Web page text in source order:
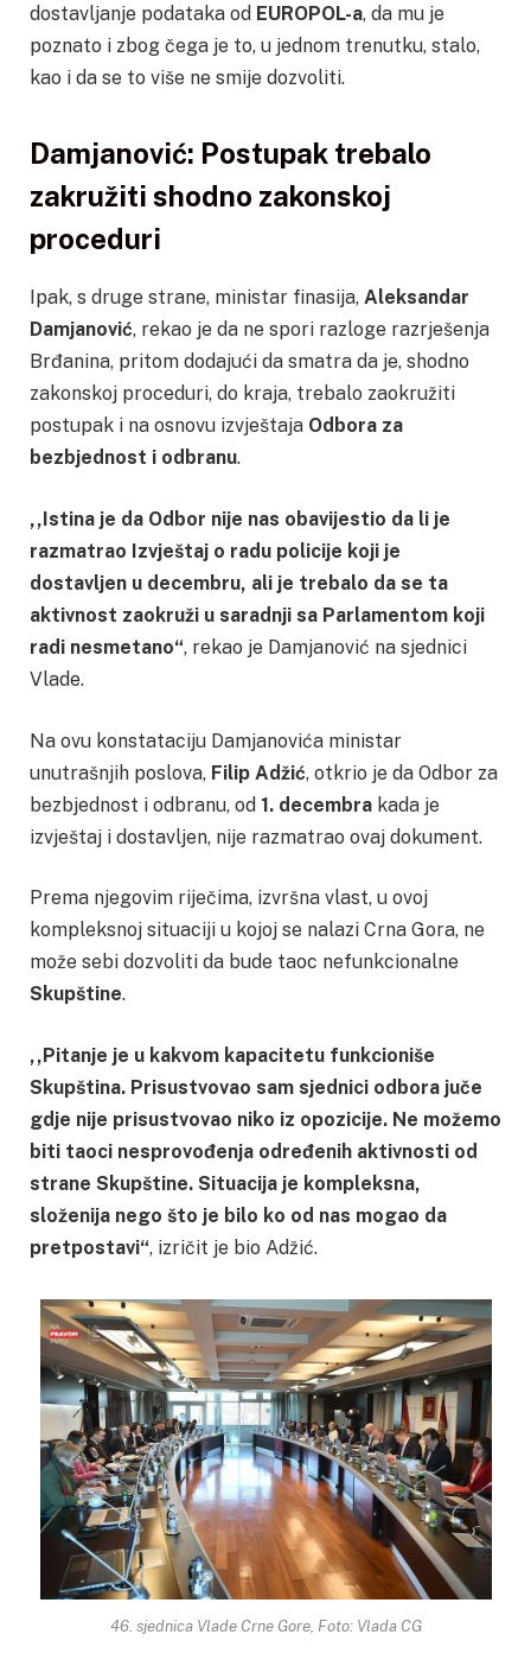
dostavljanje podataka od EUROPOL-a, da mu je
poznato i zbog čega je to, u jednom trenutku, stalo,
kao i da se to više ne smije dozvoliti.
Damjanović: Postupak trebalo
zakružiti shodno zakonskoj
proceduri
Ipak, s druge strane, ministar finasija, Aleksandar
Damjanović, rekao je da ne spori razloge razrješenja
Brđanina, pritom dodajući da smatra da je, shodno
zakonskoj proceduri, do kraja, trebalo zaokružiti
postupak i na osnovu izvještaja Odbora za
bezbjednost i odbranu.
,,Istina je da Odbor nije nas obavijestio da li je
razmatrao Izvještaj o radu policije koji je
dostavljen u decembru, ali je trebalo da se ta
aktivnost zaokruži u saradnji sa Parlamentom koji
radi nesmetano“, rekao je Damjanović na sjednici
Vlade.
Na ovu konstataciju Damjanovića ministar
unutrašnjih poslova, Filip Adžić, otkrio je da Odbor za
bezbjednost i odbranu, od 1. decembra kada je
izvještaj i dostavljen, nije razmatrao ovaj dokument.
Prema njegovim riječima, izvršna vlast, u ovoj
kompleksnoj situaciji u kojoj se nalazi Crna Gora, ne
može sebi dozvoliti da bude taoc nefunkcionalne
Skupštine.
,,Pitanje je u kakvom kapacitetu funkcioniše
Skupština. Prisustvovao sam sjednici odbora juče
gdje nije prisustvovao niko iz opozicije. Ne možemo
biti taoci nesprovođenja određenih aktivnosti od
strane Skupštine. Situacija je kompleksna,
složenija nego što je bilo ko od nas mogao da
pretpostavi“, izričit je bio Adžić.
46. sjednica Vlade Crne Gore, Foto: Vlada CG